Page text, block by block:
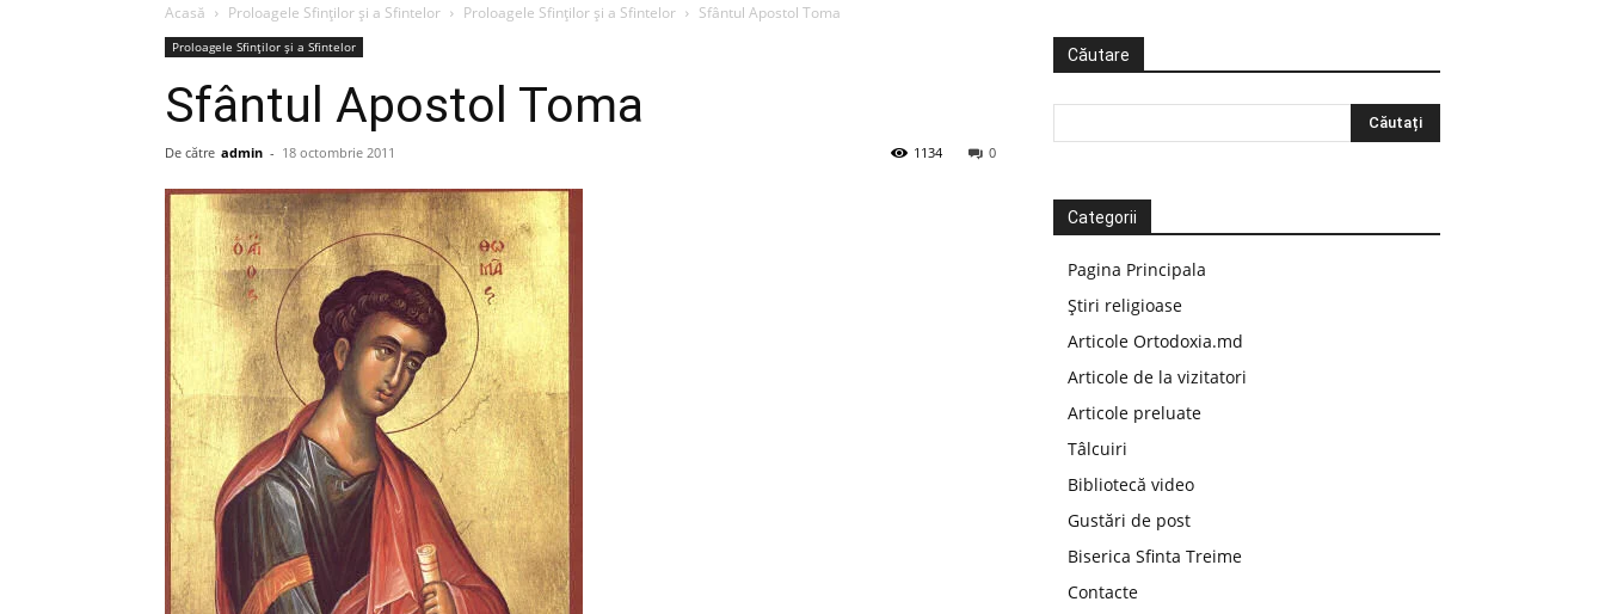
Acasă Proloagele Sfinților și a Sfintelor Proloagele Sfinților și a Sfintelor Sfântul Apostol Toma
Proloagele Sfinților și a Sfintelor
Sfântul Apostol Toma
De către admin - 18 octombrie 2011 0
1134
Căutare
Categorii
Pagina Principala
Știri religioase
Articole Ortodoxia.md
Articole de la vizitatori
Articole preluate
Tâlcuiri
Bibliotecă video
Gustări de post
Biserica Sfinta Treime
Contacte